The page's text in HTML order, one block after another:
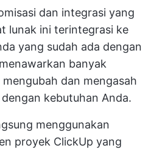
dan integrasi yang
lunak ini terintegrasi ke
yang sudah ada dengan
banyak
dan mengasah
kebutuhan Anda.
menggunakan
proyek ClickUp yang